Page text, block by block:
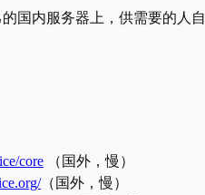
国内服务器上，供需要的人
core （国外，慢）
（国外，慢）